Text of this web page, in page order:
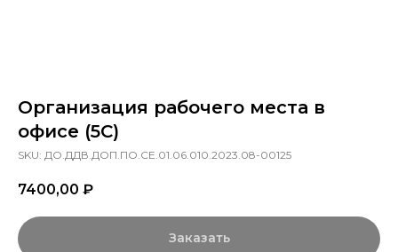
Организация рабочего места в
офисе (5С)
SKU: ДО.ДДВ.ДОП.ПО.СЕ.01.06.010.2023.08-00125
7400,00 ₽
Заказать